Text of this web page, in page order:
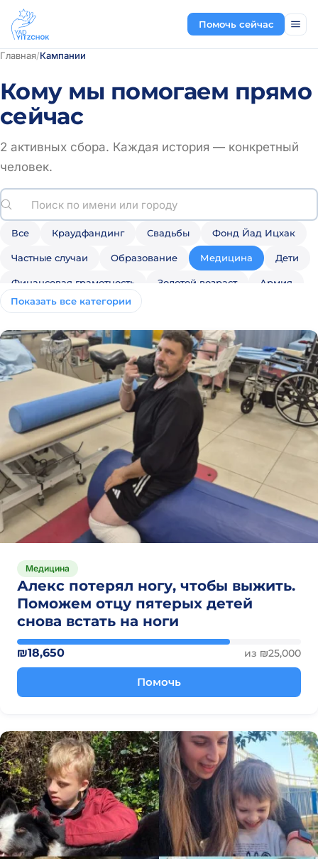
Помочь сейчас
Главная/Кампании
Кому мы помогаем прямо
сейчас
2 активных сбора. Каждая история — конкретный
человек.
Все Краудфандинг Свадьбы Фонд Йад Ицхак
Частные случаи Образование Медицина Дети
Финансовая грамотность Золотой возраст Армия
Мы им помогли
Показать все категории
Медицина
Алекс потерял ногу, чтобы выжить.
Поможем отцу пятерых детей
снова встать на ноги
₪18,650 из ₪25,000
Помочь